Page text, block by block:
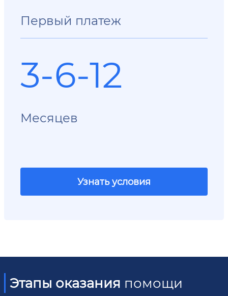
Первый платеж
3-6-12
Месяцев
Узнать условия
Этапы оказания помощи